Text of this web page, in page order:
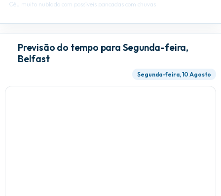
Céu muito nublado com possíveis pancadas com chuvas
Previsão do tempo para Segunda-feira,
Belfast
Segunda-feira, 10 Agosto